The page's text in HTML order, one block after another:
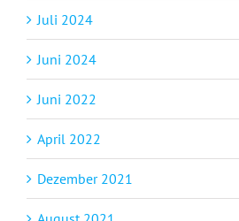
Juli 2024
Juni 2024
Juni 2022
April 2022
Dezember 2021